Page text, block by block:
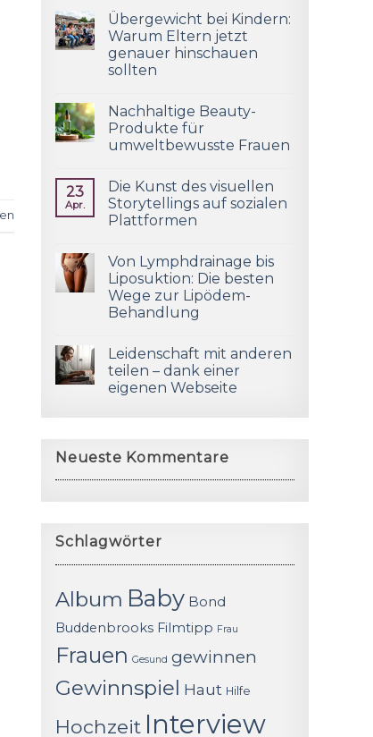
Übergewicht bei Kindern:
Warum Eltern jetzt
genauer hinschauen
sollten
Nachhaltige Beauty-
Produkte für
umweltbewusste Frauen
23
Apr.
Die Kunst des visuellen
Storytellings auf sozialen
Plattformen
Von Lymphdrainage bis
Liposuktion: Die besten
Wege zur Lipödem-
Behandlung
Leidenschaft mit anderen
teilen – dank einer
eigenen Webseite
Neueste Kommentare
Schlagwörter
Album Baby Bond
Buddenbrooks Filmtipp Frau
Frauen Gesund gewinnen
Gewinnspiel Haut Hilfe
Hochzeit Interview